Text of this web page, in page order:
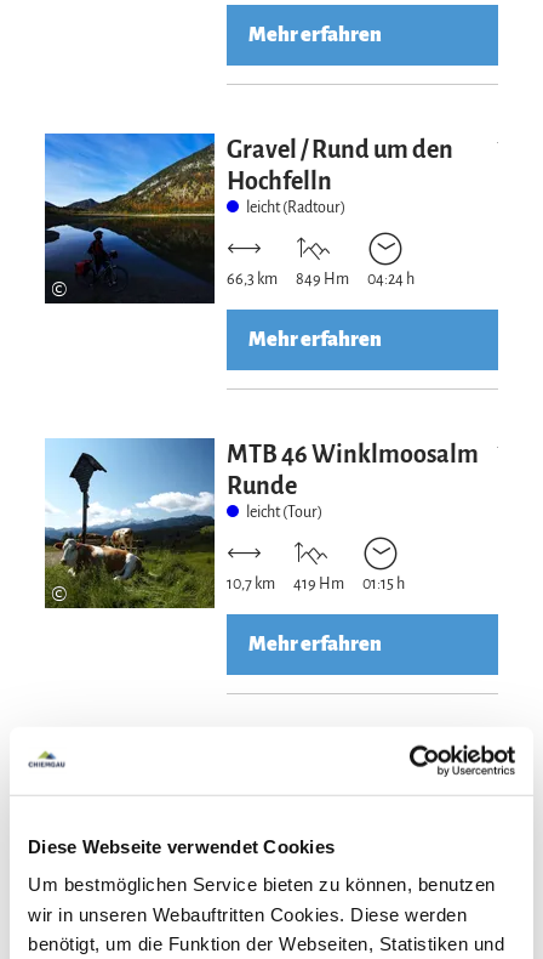
Diese Webseite verwendet Cookies
Um bestmöglichen Service bieten zu können, benutzen
wir in unseren Webauftritten Cookies. Diese werden
benötigt, um die Funktion der Webseiten, Statistiken und
Mehr erfahren
©
Gravel / Rund um den
Hochfelln
leicht (Radtour)
66,3 km 849 Hm 04:24 h
Mehr erfahren
©
MTB 46 Winklmoosalm
Runde
leicht (Tour)
10,7 km 419 Hm 01:15 h
Mehr erfahren
©
Hemmersuppenalm
30,3 km 640 Hm 01:36 h
Mehr
Mehr erfahren